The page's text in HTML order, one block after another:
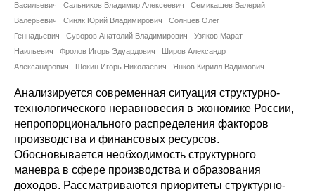
Публикации
Издания
Проблемы прогнозирования
О журнале
Номера журналов
Васильевич
Сальников Владимир Алексеевич
Семикашев Валерий
Валерьевич
Синяк Юрий Владимирович
Солнцев Олег
Геннадьевич
Суворов Анатолий Владимирович
Узяков Марат
Наильевич
Фролов Игорь Эдуардович
Широв Александр
Александрович
Шокин Игорь Николаевич Янков Кирилл Вадимович
Анализируется современная ситуация структурно-
технологического неравновесия в экономике России,
непропорционального распределения факторов
производства и финансовых ресурсов.
Обосновывается необходимость структурного
маневра в сфере производства и образования
доходов. Рассматриваются приоритеты структурно-